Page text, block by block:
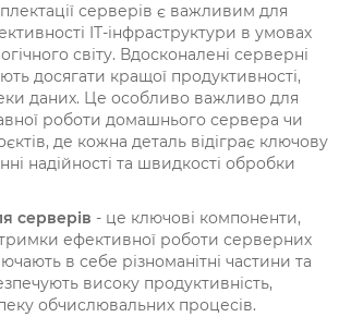
серверів є важливим для
IT-інфраструктури в умовах
світу. Вдосконалені серверні
досягати кращої продуктивності,
даних. Це особливо важливо для
роботи домашнього сервера чи
де кожна деталь відіграє ключову
надійності та швидкості обробки
серверів - це ключові компоненти,
ефективної роботи серверних
в себе різноманітні частини та
високу продуктивність,
обчислювальних процесів.